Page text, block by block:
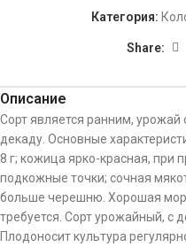
Категория:
Share:
Описание
Сорт является ранним,
декаду. Основные
8 г; кожица ярко-красная, при
подкожные точки; сочная
больше черешню. Хорошая
требуется. Сорт урожайный, с
Плодоносит культура